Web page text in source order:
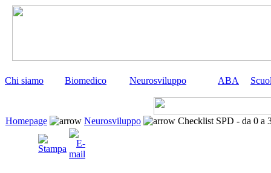
Chi siamo Biomedico Neurosviluppo ABA
Homepage Neurosviluppo Checklist SPD - da 0 a